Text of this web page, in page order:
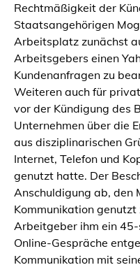
Rechtmäßigkeit der
Staatsangehörigen
Arbeitsplatz zunächst
Arbeitsgebers einen
Kundenanfragen zu
Weiteren auch für
vor der Kündigung des
Unternehmen über die
aus disziplinarischen
Internet, Telefon und
genutzt hatte. Der
Anschuldigung ab, den
Kommunikation
Arbeitgeber ihm ein
Online-Gespräche
Kommunikation mit